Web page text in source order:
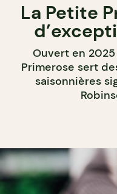
La Petite
Ouvert en 2025
Primerose sert
saisonnières